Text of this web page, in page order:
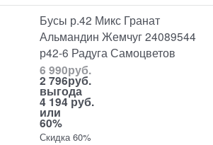
Бусы р.42 Микс Гранат
Альмандин Жемчуг 24089544
р42-6 Радуга Самоцветов
6 990руб.
2 796руб.
выгода
4 194 руб.
или
60%
Скидка 60%